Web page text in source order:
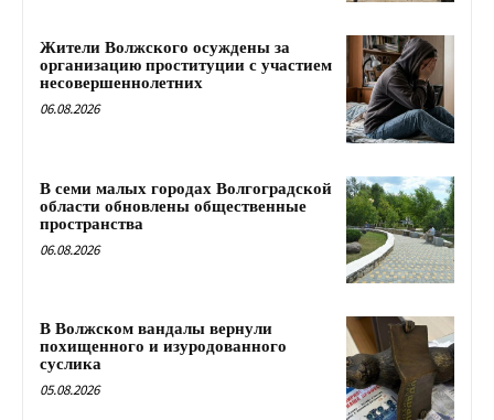
Жители Волжского осуждены за
организацию проституции с участием
несовершеннолетних
06.08.2026
В семи малых городах Волгоградской
области обновлены общественные
пространства
06.08.2026
В Волжском вандалы вернули
похищенного и изуродованного
суслика
05.08.2026